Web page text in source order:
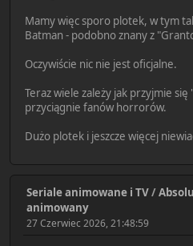
Mamy więc sporo plotek, w tym
Batman - podobno znany z
Oczywiście nic nie jest oficjalne.
Teraz wiele zależy jak przyjmie się
przyciągnie fanów horrorów.
Dużo plotek i jeszcze więcej
Seriale animowane i TV/
animowany
27 Czerwiec 2026, 21:48:59